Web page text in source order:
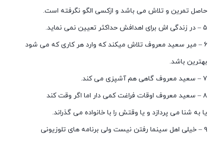
حاصل تمرین و تلاش می باشد و ازکسی الگو نگرفته است.
۵ – در زندگی اش برای اهدافش حداکثر تعیین نمی نماید.
۶ – میر سعید معروف تلاش میکند که وارد هر کاری که می شود
بهترین باشد.
۷ – سعید معروف گاهی هم آشپزی می کند.
۸ – سعید معروف اوقات فراغت کمی دار اما اگر وقت کند
یا به شنا می پردازد و یا وقتش را با خانواده می گذراند.
۹ – خیلی اهل سینما رفتن نیست ولی برنامه های تلوزیونی